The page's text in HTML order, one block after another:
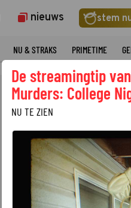
nieuws stem
NU & STRAKS PRIMETIME
De streamingtip
Murders: College
NU TE ZIEN